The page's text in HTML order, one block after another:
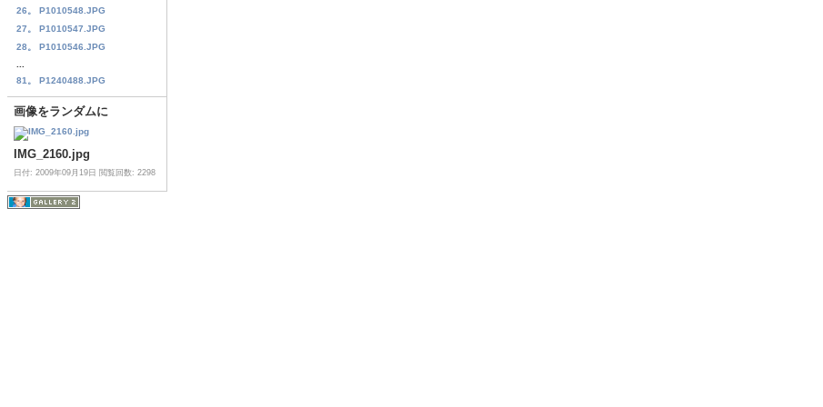
26。 P1010548.JPG
27。 P1010547.JPG
28。 P1010546.JPG
81。 P1240488.JPG
画像をランダムに
IMG_2160.jpg
日付: 2009年09月19日 閲覧回数: 2298